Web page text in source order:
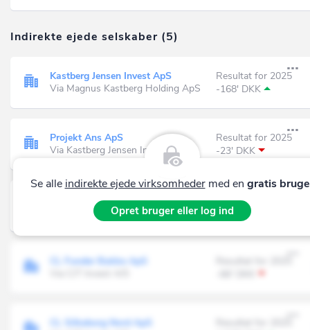
Indirekte ejede selskaber (5)
Kastberg Jensen Invest ApS
Via Magnus Kastberg Holding ApS
Resultat for 2025
-168' DKK
Projekt Ans ApS
Via Kastberg Jensen Invest ApS
Resultat for 2025
-23' DKK
CJT Invest A/S
Via Kastberg Jensen Invest ApS
CL Funder Bakke ApS
CL Silkeborg Nord ApS
Se alle indirekte ejede virksomhedermed en gratis
Opret bruger eller log ind